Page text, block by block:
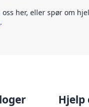
oss her, eller spør om
.
Hjelp